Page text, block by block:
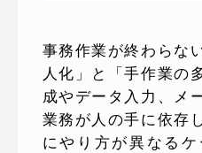
事務作業が終わらな
人化」と「手作業の
成やデータ入力、メ
業務が人の手に依存
にやり方が異なる